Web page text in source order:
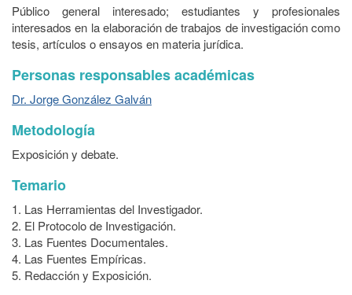
Público general interesado; estudiantes y profesionales
interesados en la elaboración de trabajos de investigación como
tesis, artículos o ensayos en materia jurídica.
Personas responsables académicas
Dr. Jorge González Galván
Metodología
Exposición y debate.
Temario
1. Las Herramientas del Investigador.
2. El Protocolo de Investigación.
3. Las Fuentes Documentales.
4. Las Fuentes Empíricas.
5. Redacción y Exposición.